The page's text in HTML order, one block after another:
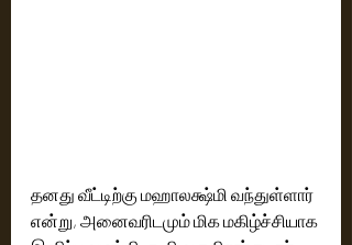
தனது வீட்டிற்கு மஹாலக்ஷ்மி வந்துள்ளார்
என்று, அனைவரிடமும் மிக மகிழ்ச்சியாக